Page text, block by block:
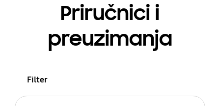
Priručnici i
preuzimanja
Filter